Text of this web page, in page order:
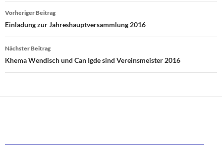
Beitragsnavigation
Vorheriger Beitrag
Einladung zur Jahreshauptversammlung 2016
Nächster Beitrag
Khema Wendisch und Can Igde sind Vereinsmeister 2016